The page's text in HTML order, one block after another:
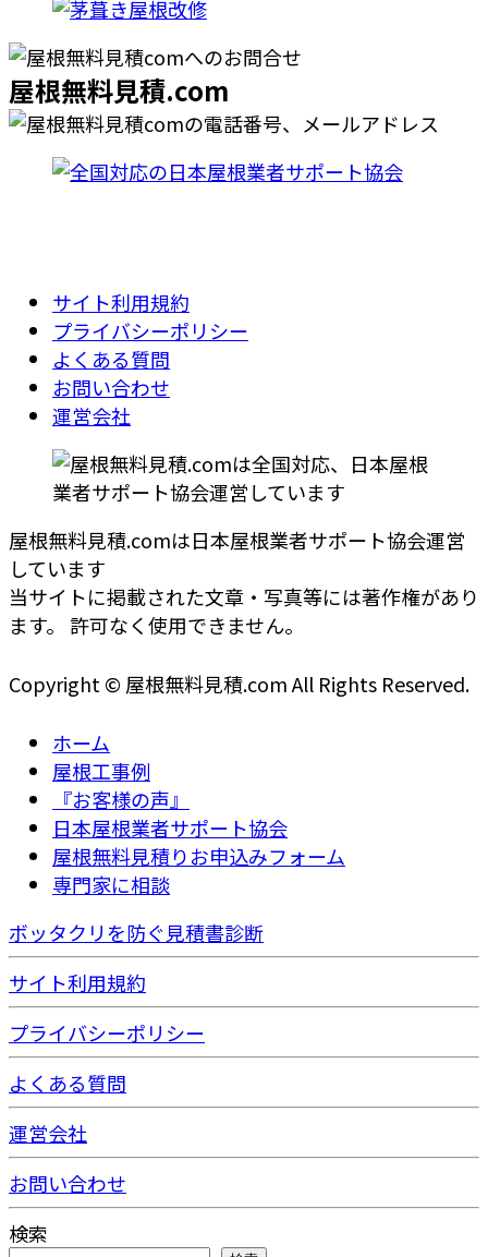
屋根無料見積.com
サイト利用規約
プライバシーポリシー
よくある質問
お問い合わせ
運営会社
屋根無料見積.comは日本屋根業者サポート協会運営
しています
当サイトに掲載された文章・写真等には著作権があり
ます。 許可なく使用できません。
Copyright © 屋根無料見積.com All Rights Reserved.
ホーム
屋根工事例
『お客様の声』
日本屋根業者サポート協会
屋根無料見積りお申込みフォーム
専門家に相談
ボッタクリを防ぐ見積書診断
サイト利用規約
プライバシーポリシー
よくある質問
運営会社
お問い合わせ
検索